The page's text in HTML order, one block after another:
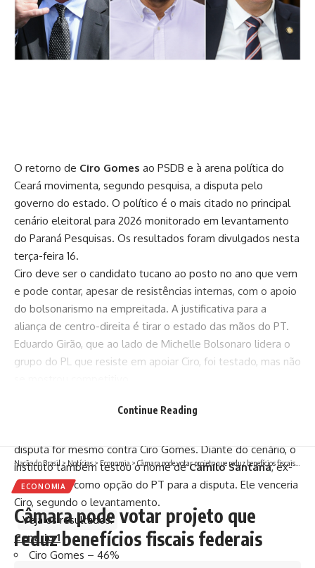
O retorno de Ciro Gomes ao PSDB e à arena política do
Ceará movimenta, segundo pesquisa, a disputa pelo
governo do estado. O político é o mais citado no principal
cenário eleitoral para 2026 monitorado em levantamento
do Paraná Pesquisas. Os resultados foram divulgados nesta
terça-feira 16.
Ciro deve ser o candidato tucano ao posto no ano que vem
e pode contar, apesar de resistências internas, com o apoio
do bolsonarismo na empreitada. A justificativa para a
aliança de centro-direita é tirar o estado das mãos do PT.
Eduardo Girão, que ao lado de Michelle Bolsonaro lidera o
grupo do PL que resiste em apoiar Ciro, foi testado, mas não
governador, como candidato à reeleição. A pesquisa mostra
disputa for mesmo contra Ciro Gomes. Diante do cenário, o
instituto também testou o nome deCamilo Santana, ex-
governador, como opção do PT para a disputa. Ele venceria
Ciro, segundo o levantamento.
Veja os resultados:
Cenário 1
Ciro Gomes – 46%
Continue Reading
Nação do Brasil > Notícias > Economia > Câmara pode votar projeto que reduz benefícios fiscais federais
ECONOMIA
Câmara pode votar projeto que
reduz benefícios fiscais federais